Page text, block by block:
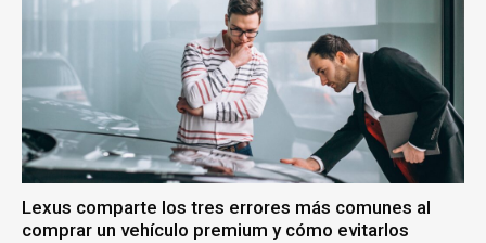
Lexus comparte los tres errores más comunes al
comprar un vehículo premium y cómo evitarlos